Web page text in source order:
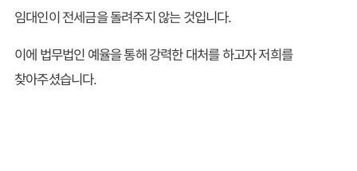
임대인이 전세금을 돌려주지 않는 것입니다.
이에 법무법인 예율을 통해 강력한 대처를 하고자 저희를
찾아주셨습니다.